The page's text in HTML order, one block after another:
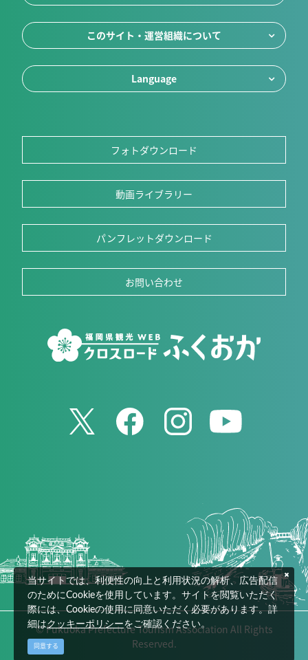
このサイト・運営組織について
Language
フォトダウンロード
動画ライブラリー
パンフレットダウンロード
お問い合わせ
© Fukuoka Prefecture Tourism Association All Rights
Reserved.
当サイトでは、利便性の向上と利用状況の解析、広告配信
のためにCookieを使用しています。サイトを閲覧いただく
際には、Cookieの使用に同意いただく必要があります。詳
細はクッキーポリシーをご確認ください。
同意する